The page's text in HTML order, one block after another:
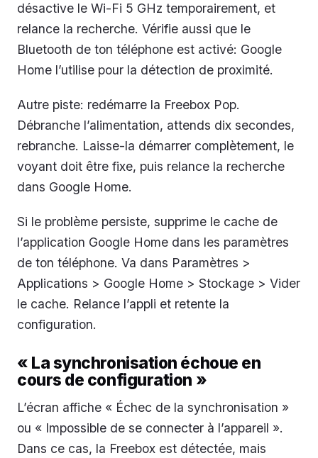
désactive le Wi-Fi 5 GHz temporairement, et
relance la recherche. Vérifie aussi que le
Bluetooth de ton téléphone est activé: Google
Home l’utilise pour la détection de proximité.
Autre piste: redémarre la Freebox Pop.
Débranche l’alimentation, attends dix secondes,
rebranche. Laisse-la démarrer complètement, le
voyant doit être fixe, puis relance la recherche
dans Google Home.
Si le problème persiste, supprime le cache de
l’application Google Home dans les paramètres
de ton téléphone. Va dans Paramètres >
Applications > Google Home > Stockage > Vider
le cache. Relance l’appli et retente la
configuration.
« La synchronisation échoue en
cours de configuration »
L’écran affiche « Échec de la synchronisation »
ou « Impossible de se connecter à l’appareil ».
Dans ce cas, la Freebox est détectée, mais